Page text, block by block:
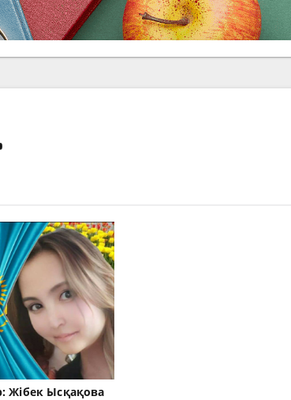
Жібек Ысқақова